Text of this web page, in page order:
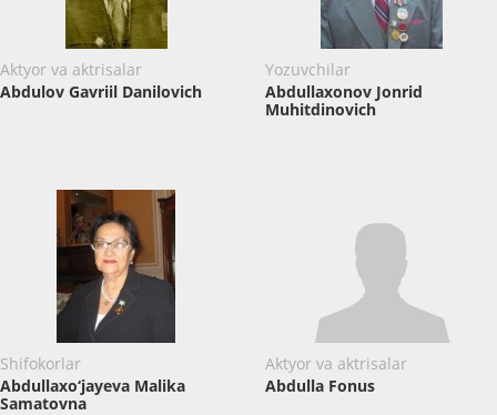
Aktyor va aktrisalar
Abdulov Gavriil Danilovich
Yozuvchilar
Abdullaxonov Jonrid
Muhitdinovich
Shifokorlar
Abdullaxo‘jayeva Malika
Samatovna
Aktyor va aktrisalar
Abdulla Fonus